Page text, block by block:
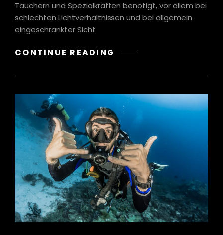
Tauchern und Spezialkräften benötigt, vor allem bei
schlechten Lichtverhältnissen und bei allgemein
eingeschränkter Sicht
CONTINUE READING WIE
DIE
UNTER
WASSER?